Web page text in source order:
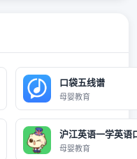
口袋五线谱
母婴教育
沪江英语一学英语
母婴教育